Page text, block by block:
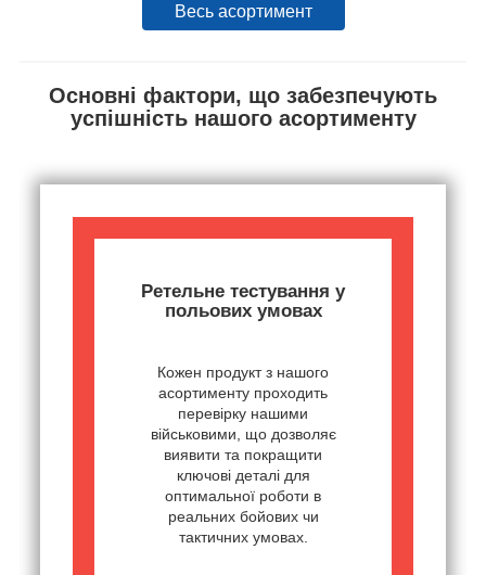
Весь асортимент
Основні фактори, що забезпечують
успішність нашого асортименту
Ретельне тестування у
польових умовах
Кожен продукт з нашого
асортименту проходить
перевірку нашими
військовими, що дозволяє
виявити та покращити
ключові деталі для
оптимальної роботи в
реальних бойових чи
тактичних умовах.